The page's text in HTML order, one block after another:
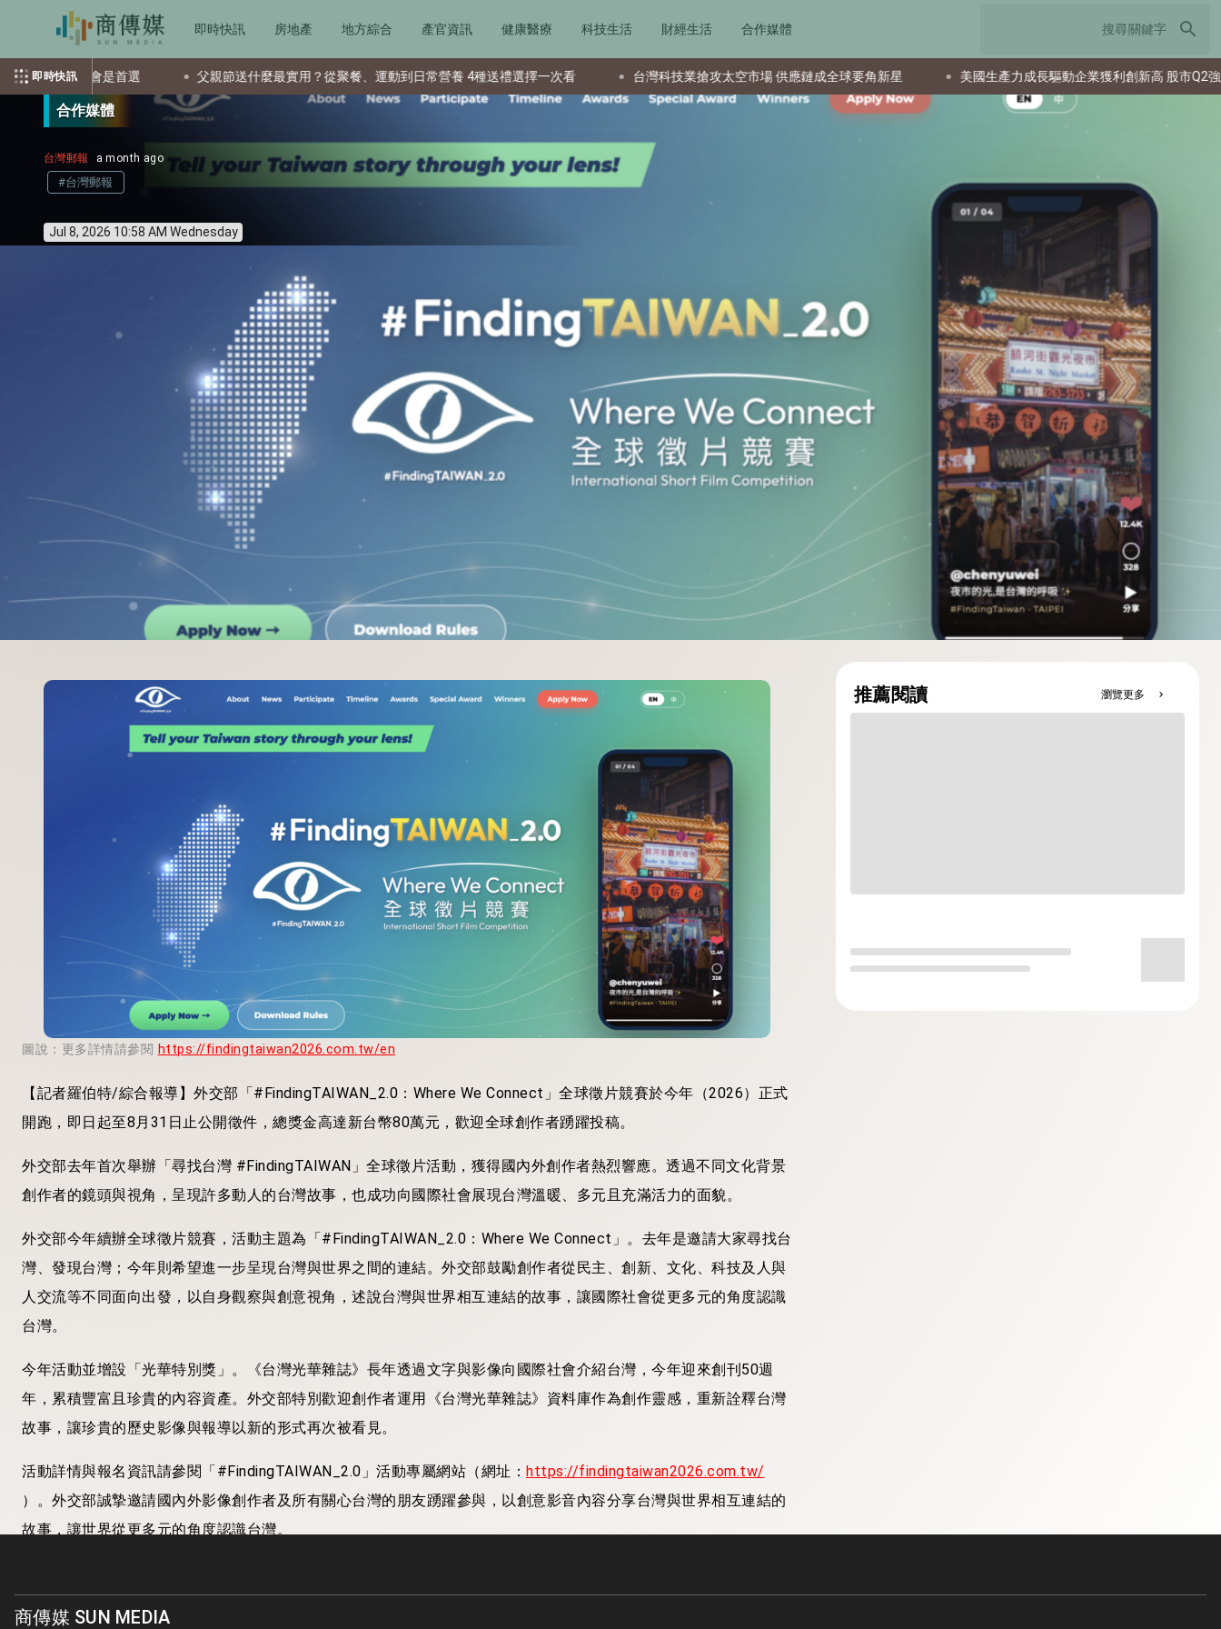
即時快訊 房地產 地方綜合 產官資訊 健康醫療 科技生活 財經生活 合作媒體 search
即時快訊
會是首選 父親節送什麼最實用？從聚餐、運動到日常營養 4種送禮選擇一次看 台灣科技業搶攻太空市場 供應鏈成全球要角新星 美國生產力成長驅動企業獲利創新高 股市Q2強勁反彈
合作媒體
台灣郵報 a month ago
#台灣郵報
Jul 8, 2026 10:58 AM Wednesday
圖說：更多詳情請參閱 https://findingtaiwan2026.com.tw/en
【記者羅伯特/綜合報導】外交部「#FindingTAIWAN_2.0：Where We Connect」全球徵片競賽於今年（2026）正式
開跑，即日起至8月31日止公開徵件，總獎金高達新台幣80萬元，歡迎全球創作者踴躍投稿。
外交部去年首次舉辦「尋找台灣 #FindingTAIWAN」全球徵片活動，獲得國內外創作者熱烈響應。透過不同文化背景
創作者的鏡頭與視角，呈現許多動人的台灣故事，也成功向國際社會展現台灣溫暖、多元且充滿活力的面貌。
外交部今年續辦全球徵片競賽，活動主題為「#FindingTAIWAN_2.0：Where We Connect」。去年是邀請大家尋找台
灣、發現台灣；今年則希望進一步呈現台灣與世界之間的連結。外交部鼓勵創作者從民主、創新、文化、科技及人與
人交流等不同面向出發，以自身觀察與創意視角，述說台灣與世界相互連結的故事，讓國際社會從更多元的角度認識
台灣。
今年活動並增設「光華特別獎」。《台灣光華雜誌》長年透過文字與影像向國際社會介紹台灣，今年迎來創刊50週
年，累積豐富且珍貴的內容資產。外交部特別歡迎創作者運用《台灣光華雜誌》資料庫作為創作靈感，重新詮釋台灣
故事，讓珍貴的歷史影像與報導以新的形式再次被看見。
活動詳情與報名資訊請參閱「#FindingTAIWAN_2.0」活動專屬網站（網址： https://findingtaiwan2026.com.tw/
）。外交部誠摯邀請國內外影像創作者及所有關心台灣的朋友踴躍參與，以創意影音內容分享台灣與世界相互連結的
故事，讓世界從更多元的角度認識台灣。
推薦閱讀 瀏覽更多 chevron_right
商傳媒 SUN MEDIA